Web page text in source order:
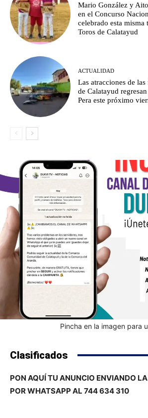
Mario González y
en el Concurso
celebrado esta misma
Toros de Calatayud
ACTUALIDAD
Las atracciones de las
de Calatayud
Pera este próximo
Pincha en la imagen para
Clasificados
PON AQUÍ TU ANUNCIO ENVIANDO
POR WHATSAPP AL 744 634 310